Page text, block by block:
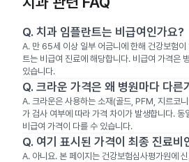
Q. 치과 임플란트는 비급여인가요?
A. 만 65세 이상 일부 어금니에 한해 건강보험
트는 비급여 진료에 해당합니다. 비급여 가격은
있습니다.
Q. 크라운 가격은 왜 병원마다 다른
A. 크라운은 사용하는 소재(골드, PFM, 지르코
가 검사 여부에 따라 가격 차이가 발생합니다. 동
비급여 가격이 다를 수 있습니다.
Q. 여기 표시된 가격이 최종 진료비
A. 아니요. 본 페이지는 건강보험심사평가원에